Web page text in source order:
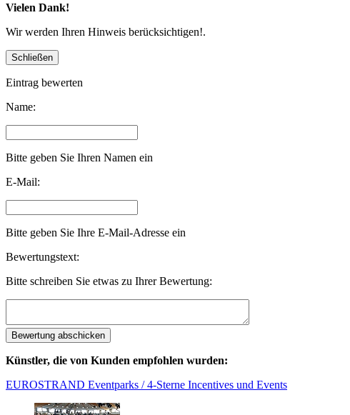
Vielen Dank!
Wir werden Ihren Hinweis berücksichtigen!.
Eintrag bewerten
Name:
Bitte geben Sie Ihren Namen ein
E-Mail:
Bitte geben Sie Ihre E-Mail-Adresse ein
Bewertungstext:
Bitte schreiben Sie etwas zu Ihrer Bewertung:
Künstler, die von Kunden empfohlen wurden:
EUROSTRAND Eventparks / 4-Sterne Incentives und Events